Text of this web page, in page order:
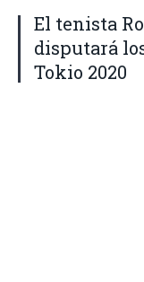
El tenista
disputará
Tokio 2020